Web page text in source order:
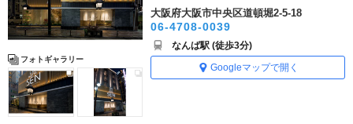
フォトギャラリー
大阪府大阪市中央区道頓堀2-5-18
06-4708-0039
なんば駅 (徒歩3分)
Googleマップで開く